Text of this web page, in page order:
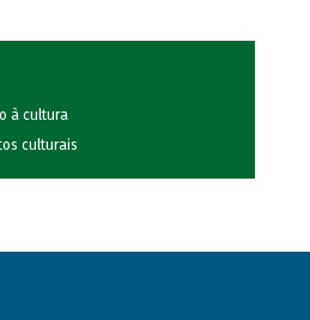
à cultura
culturais